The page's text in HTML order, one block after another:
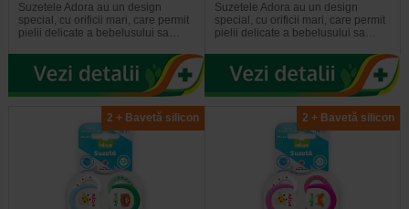
Suzetele Adora au un design
special, cu orificii mari, care permit
pielii delicate a bebelusului sa…
Suzetele Adora au un design
special, cu orificii mari, care permit
pielii delicate a bebelusului sa…
2 + Bavetă silicon 2 + Bavetă silicon